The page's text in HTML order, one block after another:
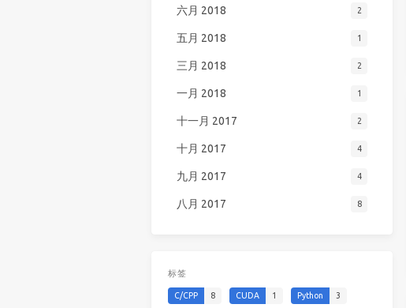
六月 2018 2
五月 2018 1
三月 2018 2
一月 2018 1
十一月 2017 2
十月 2017 4
九月 2017 4
八月 2017 8
标签
C/CPP 8 CUDA 1 Python 3